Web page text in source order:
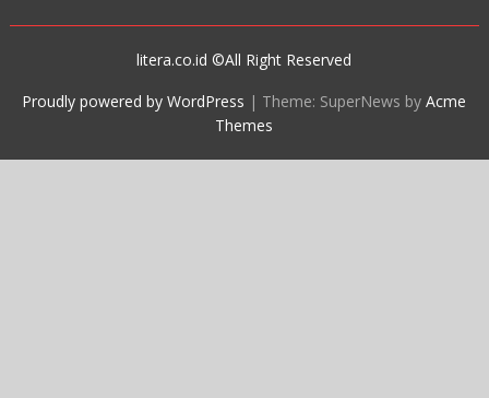
litera.co.id ©All Right Reserved
Proudly powered by WordPress | Theme: SuperNews byAcme
Themes